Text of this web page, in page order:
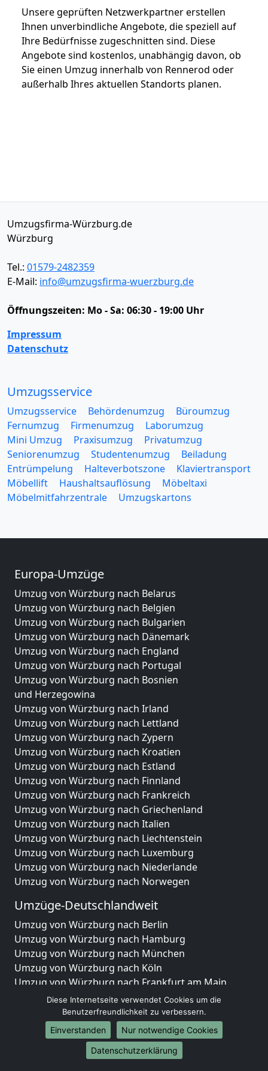
Unsere geprüften Netzwerkpartner erstellen
Ihnen unverbindliche Angebote, die speziell auf
Ihre Bedürfnisse zugeschnitten sind. Diese
Angebote sind kostenlos, unabhängig davon, ob
Sie einen Umzug innerhalb von Rennerod oder
außerhalb Ihres aktuellen Standorts planen.
Umzugsfirma-Würzburg.de
Würzburg
Tel.: 01579-2482359
E-Mail: info@umzugsfirma-wuerzburg.de
Öffnungszeiten: Mo - Sa: 06:30 - 19:00 Uhr
Impressum
Datenschutz
Umzugsservice
Umzugsservice Behördenumzug
Büroumzug
Fernumzug
Firmenumzug
Laborumzug
Mini Umzug
Praxisumzug
Privatumzug
Seniorenumzug
Studentenumzug
Beiladung
Entrümpelung
Halteverbotszone
Klaviertransport
Möbellift
Haushaltsauflösung
Möbeltaxi
Möbelmitfahrzentrale
Umzugskartons
Europa-Umzüge
Umzug von Würzburg nach Belarus
Umzug von Würzburg nach Belgien
Umzug von Würzburg nach Bulgarien
Umzug von Würzburg nach Dänemark
Umzug von Würzburg nach England
Umzug von Würzburg nach Portugal
Umzug von Würzburg nach Bosnien
und Herzegowina
Umzug von Würzburg nach Irland
Umzug von Würzburg nach Lettland
Umzug von Würzburg nach Zypern
Umzug von Würzburg nach Kroatien
Umzug von Würzburg nach Estland
Umzug von Würzburg nach Finnland
Umzug von Würzburg nach Frankreich
Umzug von Würzburg nach Griechenland
Umzug von Würzburg nach Italien
Umzug von Würzburg nach Liechtenstein
Umzug von Würzburg nach Luxemburg
Umzug von Würzburg nach Niederlande
Umzug von Würzburg nach Norwegen
Umzüge-Deutschlandweit
Umzug von Würzburg nach Berlin
Umzug von Würzburg nach Hamburg
Umzug von Würzburg nach München
Umzug von Würzburg nach Köln
Umzug von Würzburg nach Frankfurt am Main
Umzug von Würzburg nach Stuttgart
Umzug von Würzburg nach Düsseldorf
Umzug von Würzburg nach Leipzig
Umzug von Würzburg nach Dortmund
Umzug von Würzburg nach Essen
Diese Internetseite verwendet Cookies um die
Benutzerfreundlichkeit zu verbessern.
Einverstanden
Nur notwendige Cookies
Datenschutzerklärung